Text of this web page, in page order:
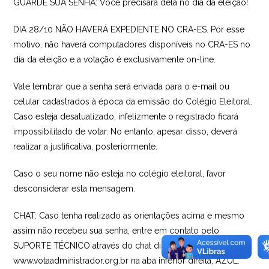
GUARDE SUA SENHA: Você precisará dela no dia da eleição!
DIA 28/10 NÃO HAVERÁ EXPEDIENTE NO CRA-ES. Por esse
motivo, não haverá computadores disponíveis no CRA-ES no
dia da eleição e a votação é exclusivamente on-line.
Vale lembrar que a senha será enviada para o e-mail ou
celular cadastrados à época da emissão do Colégio Eleitoral.
Caso esteja desatualizado, infelizmente o registrado ficará
impossibilitado de votar. No entanto, apesar disso, deverá
realizar a justificativa, posteriormente.
Caso o seu nome não esteja no colégio eleitoral, favor
desconsiderar esta mensagem.
CHAT: Caso tenha realizado as orientações acima e mesmo
assim não recebeu sua senha, entre em contato pelo
SUPORTE TÉCNICO através do chat disponível em
www.votaadministrador.org.br na aba inferior direita, AZUL.